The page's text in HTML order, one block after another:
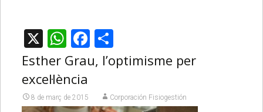
X WhatsApp
Facebook
Comparteix
Esther Grau, l’optimisme per
excel·lència
8 de març de 2015 Corporación Fisiogestión